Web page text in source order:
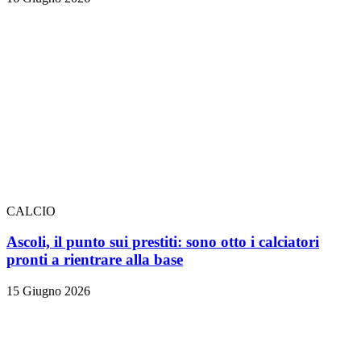
CALCIO
Ascoli, il punto sui prestiti: sono otto i calciatori
pronti a rientrare alla base
15 Giugno 2026